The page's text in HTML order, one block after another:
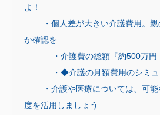
よ！
・個人差が大きい介護費用。
か確認を
・介護費の総額『約500万円
・◆介護の月額費用のシミ
・介護や医療については、可
度を活用しましょう